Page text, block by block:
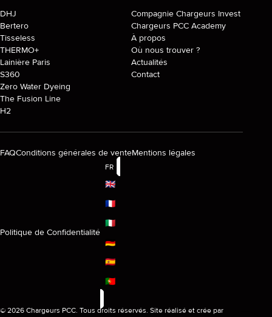
DHJ
Bertero
Tisseless
THERMO+
Lainière Paris
S360
Zero Water Dyeing
The Fusion Line
H2
Compagnie Chargeurs Invest
Chargeurs PCC Academy
À propos
Où nous trouver ?
Actualités
Contact
© 2026 Chargeurs PCC. Tous droits réservés. Site réalisé et crée par
FAQConditions générales de venteMentions légales
Politique de Confidentialité
FR
🇬🇧
🇫🇷
🇮🇹
🇩🇪
🇪🇸
🇵🇹